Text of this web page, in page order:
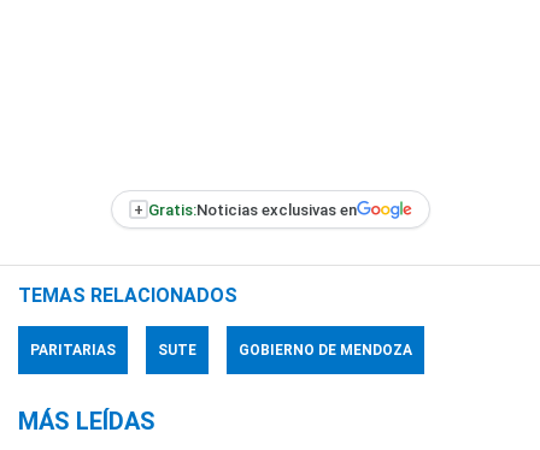
+ Gratis:Noticias exclusivas en
TEMAS RELACIONADOS
PARITARIAS SUTE GOBIERNO DE MENDOZA
MÁS LEÍDAS